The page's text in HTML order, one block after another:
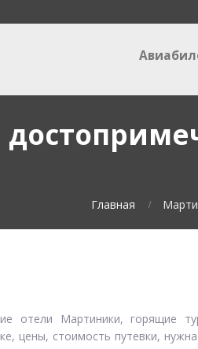
Главная
отели Мартиники, горящие
цены, стоимость путевки,